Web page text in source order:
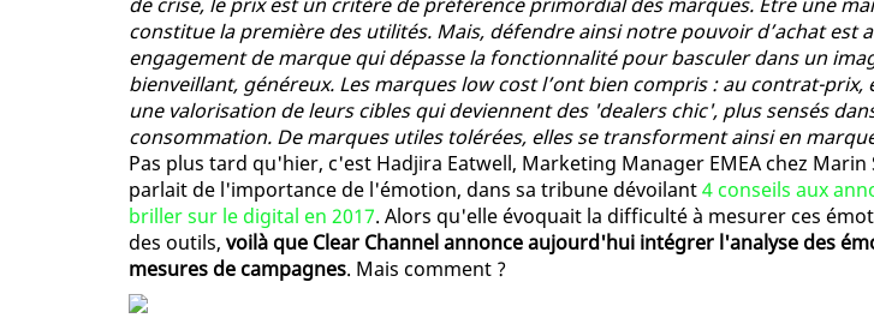
constitue la première des utilités. Mais, défendre ainsi notre pouvoir d’achat est
engagement de marque qui dépasse la fonctionnalité pour basculer dans un
bienveillant, généreux. Les marques low cost l’ont bien compris : au contrat-prix,
une valorisation de leurs cibles qui deviennent des 'dealers chic', plus sensés
consommation. De marques utiles tolérées, elles se transforment ainsi en
Pas plus tard qu'hier, c'est Hadjira Eatwell, Marketing Manager EMEA chez
parlait de l'importance de l'émotion, dans sa tribune dévoilant4 conseils aux
briller sur le digital en 2017. Alors qu'elle évoquait la difficulté à mesurer ces
des outils, voilà que Clear Channel annonce aujourd'hui intégrer l'analyse des
mesures de campagnes. Mais comment ?